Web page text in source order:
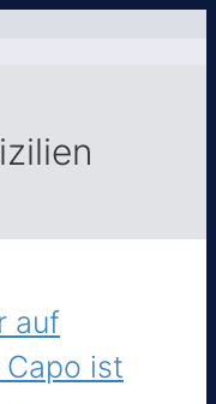
auf
Capo ist